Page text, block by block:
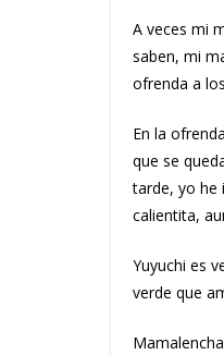
A veces mi
saben, mi
ofrenda a
En la
que se
tarde, yo he
calientita,
Yuyuchi es
verde que